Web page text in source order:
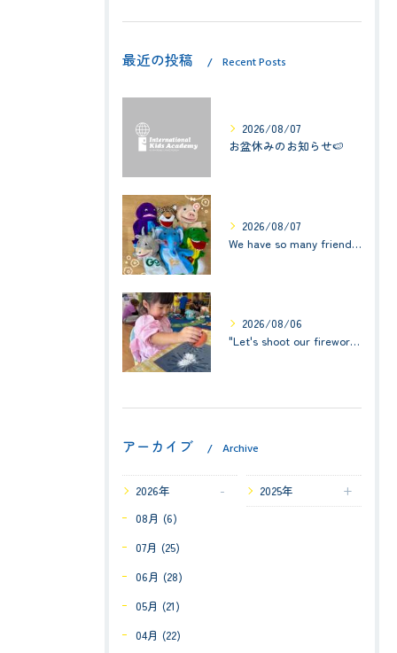
最近の投稿 Recent Posts
2026/08/07
お盆休みのお知らせ🍉
2026/08/07
We have so many friends in this classroom! (お友達いっぱい！)Small Kids☆1歳児クラス
2026/08/06
"Let's shoot our fireworks!" (みんなで花火を打ち上げよう！) ☆ Preschool (2歳児クラス)
アーカイブ Archive
2026年
08月 (6)
07月 (25)
06月 (28)
05月 (21)
04月 (22)
2025年